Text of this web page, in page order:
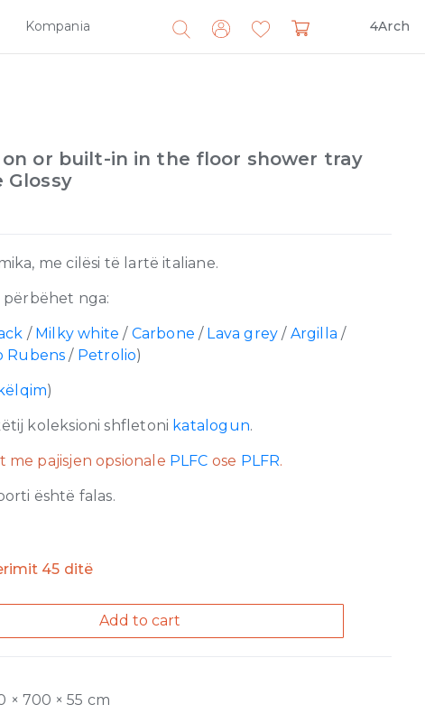
Kompania 4Arch
Search
for:
or built-in in the floor shower tray
Glossy
me cilësi të lartë italiane.
përbëhet nga:
/ Milky white / Carbone / Lava grey / Argilla /
Rubens / Petrolio)
)
koleksioni shfletoni katalogun.
pajisjen opsionale PLFC ose PLFR.
është falas.
45 ditë
Add to cart
× 700 × 55 cm